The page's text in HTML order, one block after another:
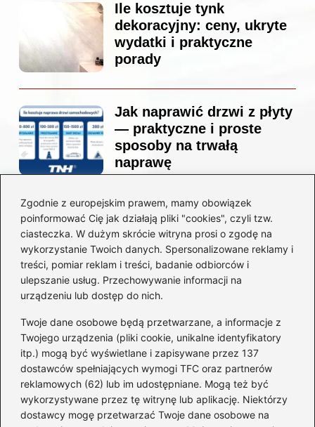
Zgodnie z europejskim prawem, mamy obowiązek
poinformować Cię jak działają pliki "cookies", czyli tzw.
ciasteczka. W dużym skrócie witryna prosi o zgodę na
wykorzystanie Twoich danych. Spersonalizowane reklamy i
treści, pomiar reklam i treści, badanie odbiorców i
ulepszanie usług. Przechowywanie informacji na
urządzeniu lub dostęp do nich.
Twoje dane osobowe będą przetwarzane, a informacje z
Twojego urządzenia (pliki cookie, unikalne identyfikatory
itp.) mogą być wyświetlane i zapisywane przez 137
dostawców spełniających wymogi TFC oraz partnerów
reklamowych (62) lub im udostępniane. Mogą też być
wykorzystywane przez tę witrynę lub aplikację. Niektórzy
dostawcy mogę przetwarzać Twoje dane osobowe na
Ile kosztuje tynk
dekoracyjny: ceny, ukryte
wydatki i praktyczne
porady
Jak naprawić drzwi z płyty
— praktyczne i proste
sposoby na trwałą
naprawę
Ile kosztuje projekt
łazienki u architekta —
ceny, które naprawdę
zaskoczą
Jak zamontować listwę
startową do styropianu
bez błędów: krok po kroku
Jak wyciszyć strop